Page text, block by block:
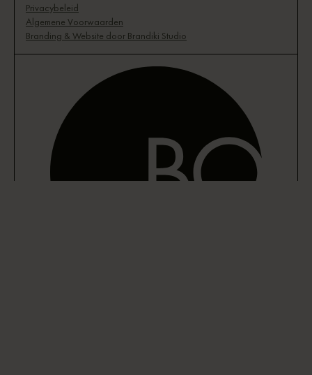
Privacybeleid
Algemene Voorwaarden
Branding & Website door Brandiki Studio